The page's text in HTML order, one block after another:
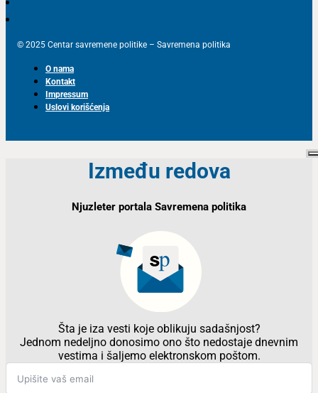
© 2025 Centar savremene politike – Savremena politika
O nama
Kontakt
Impressum
Uslovi korišćenja
Između redova
Njuzleter portala Savremena politika
Šta je iza vesti koje oblikuju sadašnjost?
Jednom nedeljno donosimo ono što nedostaje dnevnim
vestima i šaljemo elektronskom poštom.